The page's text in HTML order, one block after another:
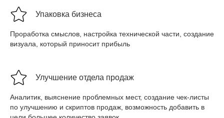
Упаковка бизнеса
Проработка смыслов, настройка технической части, создание
визуала, который приносит прибыль
Улучшение отдела продаж
Аналитик, выяснение проблемных мест, создание чек-листы
по улучшению и скриптов продаж, возможность добавить в